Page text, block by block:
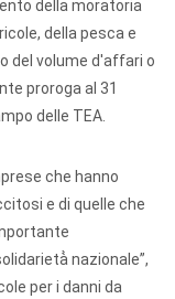
della moratoria
della pesca e
del volume d'affari o
proroga al 31
delle TEA.
che hanno
e di quelle che
nazionale”,
per i danni da